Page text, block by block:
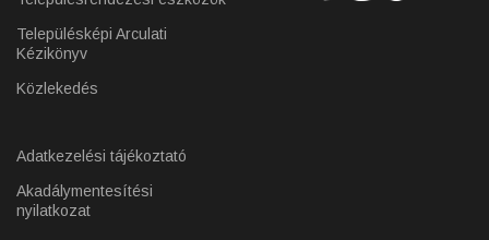
Településképi Arculati
Kézikönyv
Közlekedés
Adatkezelési tájékoztató
Akadálymentesítési
nyilatkozat